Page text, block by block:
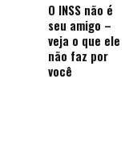
O INSS não é
seu amigo –
veja o que ele
não faz por
você